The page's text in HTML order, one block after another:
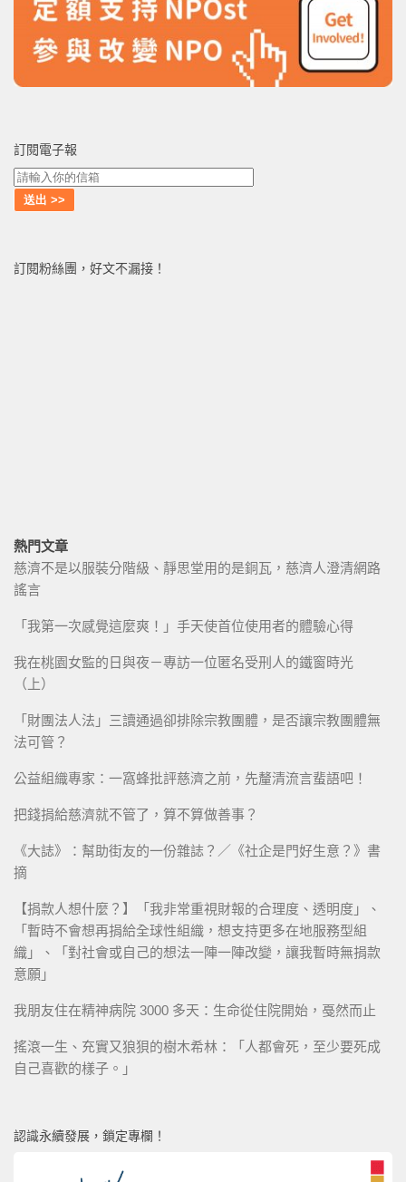
訂閱電子報
訂閱粉絲團，好文不漏接！
熱門文章
慈濟不是以服裝分階級、靜思堂用的是銅瓦，慈濟人澄清網路
謠言
「我第一次感覺這麼爽！」手天使首位使用者的體驗心得
我在桃園女監的日與夜－專訪一位匿名受刑人的鐵窗時光
（上）
「財團法人法」三讀通過卻排除宗教團體，是否讓宗教團體無
法可管？
公益組織專家：一窩蜂批評慈濟之前，先釐清流言蜚語吧！
把錢捐給慈濟就不管了，算不算做善事？
《大誌》：幫助街友的一份雜誌？／《社企是門好生意？》書
摘
【捐款人想什麼？】「我非常重視財報的合理度、透明度」、
「暫時不會想再捐給全球性組織，想支持更多在地服務型組
織」、「對社會或自己的想法一陣一陣改變，讓我暫時無捐款
意願」
我朋友住在精神病院 3000 多天：生命從住院開始，戞然而止
搖滾一生、充實又狼狽的樹木希林：「人都會死，至少要死成
自己喜歡的樣子。」
認識永續發展，鎖定專欄！